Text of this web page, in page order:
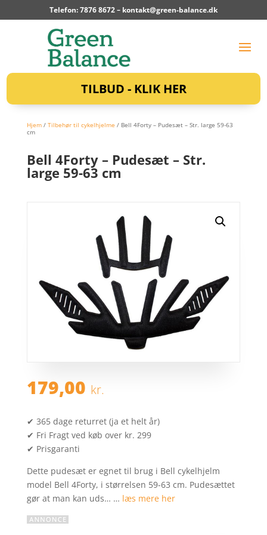
Telefon: 7876 8672 – kontakt@green-balance.dk
TILBUD - KLIK HER
Hjem/ Tilbehør til cykelhjelme / Bell 4Forty – Pudesæt – Str. large 59-63
cm
Bell 4Forty – Pudesæt – Str.
large 59-63 cm
179,00 kr.
✔ 365 dage returret (ja et helt år)
✔ Fri Fragt ved køb over kr. 299
✔ Prisgaranti
Dette pudesæt er egnet til brug i Bell cykelhjelm
model Bell 4Forty, i størrelsen 59-63 cm. Pudesættet
gør at man kan uds… … læs mere her